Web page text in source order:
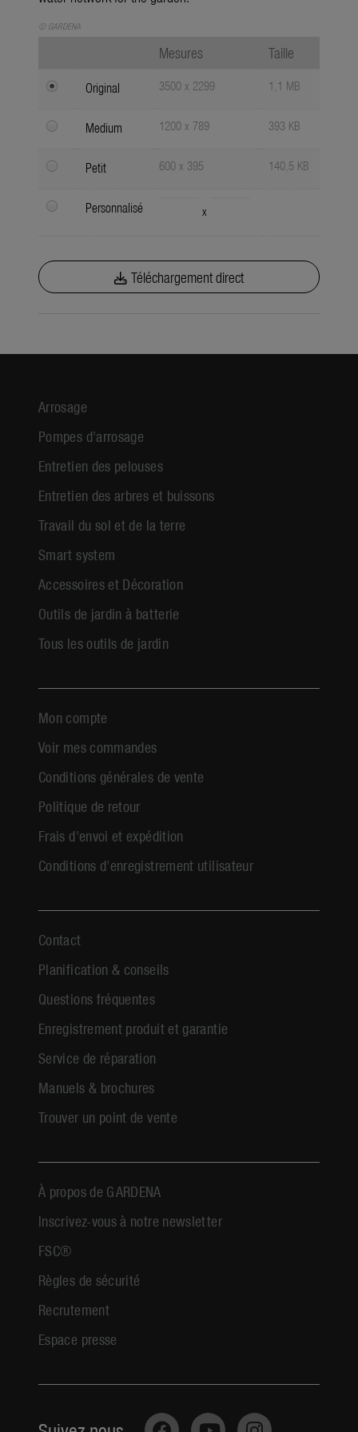
© GARDENA
Mesures Taille
Original 3500 x 2299 1,1 MB
Medium 1200 x 789 393 KB
Petit 600 x 395 140,5 KB
Personnalisé x
Téléchargement direct
Arrosage
Pompes d'arrosage
Entretien des pelouses
Entretien des arbres et buissons
Travail du sol et de la terre
Smart system
Accessoires et Décoration
Outils de jardin à batterie
Tous les outils de jardin
Mon compte
Voir mes commandes
Conditions générales de vente
Politique de retour
Frais d'envoi et expédition
Conditions d'enregistrement utilisateur
Contact
Planification & conseils
Questions fréquentes
Enregistrement produit et garantie
Service de réparation
Manuels & brochures
Trouver un point de vente
À propos de GARDENA
Inscrivez-vous à notre newsletter
FSC®
Règles de sécurité
Recrutement
Espace presse